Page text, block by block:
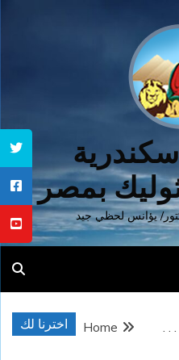
بمصر
يؤانس لحظي جيد
اخترنا لك Home . .